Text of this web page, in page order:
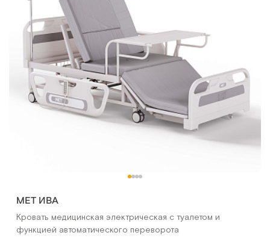
МЕТ ИВА
Кровать медицинская электрическая с туалетом и
функцией автоматического переворота